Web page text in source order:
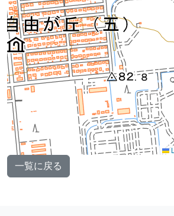
一覧に戻る